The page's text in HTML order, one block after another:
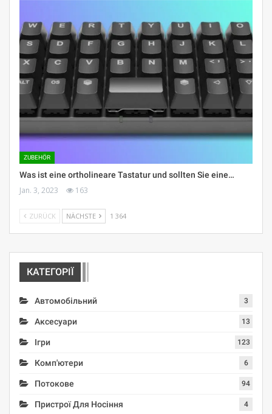
ZUBEHÖR
Was ist eine ortholineare Tastatur und sollten Sie eine…
Jan. 3, 2023 163
ZURÜCK NÄCHSTE 1 364
КАТЕГОРІЇ
Автомобільний 3
Аксесуари 13
Ігри 123
Комп'ютери 6
Потокове 94
Пристрої Для Носіння 4